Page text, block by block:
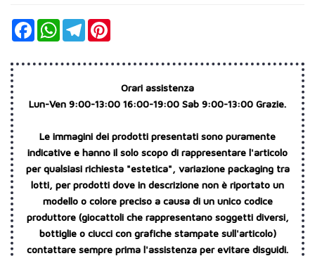
FacebookWhatsAppTelegram
Orari assistenza
Lun-Ven 9:00-13:00 16:00-19:00 Sab 9:00-13:00 Grazie.
Le immagini dei prodotti presentati sono puramente
indicative e hanno il solo scopo di rappresentare l'articolo
per qualsiasi richiesta "estetica", variazione packaging tra
lotti, per prodotti dove in descrizione non è riportato un
modello o colore preciso a causa di un unico codice
produttore (giocattoli che rappresentano soggetti diversi,
bottiglie o ciucci con grafiche stampate sull'articolo)
contattare sempre prima l'assistenza per evitare disguidi.